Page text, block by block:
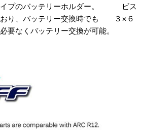
イプのバッテリーホルダー。 ビス
おり、バッテリー交換時でも ３×６
要なくバッテリー交換が可能。